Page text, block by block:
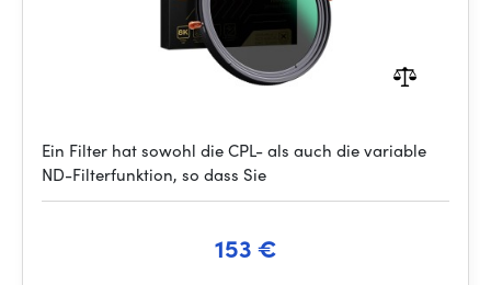
Ein Filter hat sowohl die CPL- als auch die variable
ND-Filterfunktion, so dass Sie
153 €